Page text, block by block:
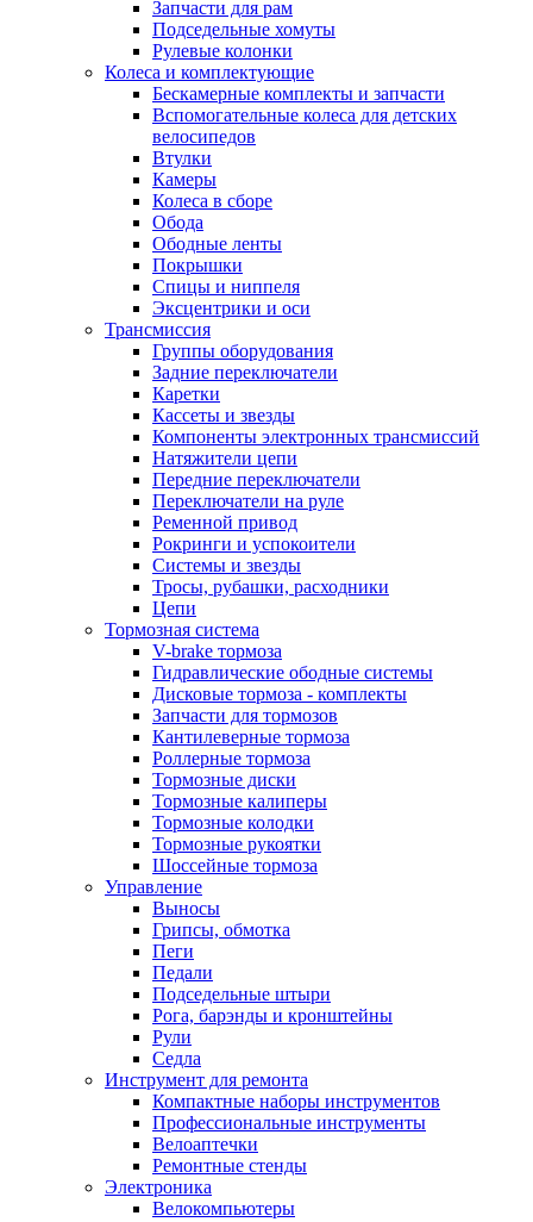
Запчасти для рам
Подседельные хомуты
Рулевые колонки
Колеса и комплектующие
Бескамерные комплекты и запчасти
Вспомогательные колеса для детских
велосипедов
Втулки
Камеры
Колеса в сборе
Обода
Ободные ленты
Покрышки
Спицы и ниппеля
Эксцентрики и оси
Трансмиссия
Группы оборудования
Задние переключатели
Каретки
Кассеты и звезды
Компоненты электронных трансмиссий
Натяжители цепи
Передние переключатели
Переключатели на руле
Ременной привод
Рокринги и успокоители
Системы и звезды
Тросы, рубашки, расходники
Цепи
Тормозная система
V-brake тормоза
Гидравлические ободные системы
Дисковые тормоза - комплекты
Запчасти для тормозов
Кантилеверные тормоза
Роллерные тормоза
Тормозные диски
Тормозные калиперы
Тормозные колодки
Тормозные рукоятки
Шоссейные тормоза
Управление
Выносы
Грипсы, обмотка
Пеги
Педали
Подседельные штыри
Рога, барэнды и кронштейны
Рули
Седла
Инструмент для ремонта
Компактные наборы инструментов
Профессиональные инструменты
Велоаптечки
Ремонтные стенды
Электроника
Велокомпьютеры